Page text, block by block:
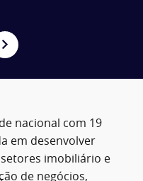
nacional com 19
em desenvolver
imobiliário e
de negócios,